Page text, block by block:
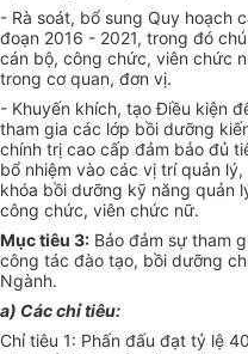
- Rà soát, bổ sung Quy hoạch
đoạn 2016 - 2021, trong đó
cán bộ, công chức, viên chức
trong cơ quan, đơn vị.
- Khuyến khích, tạo Điều kiện
tham gia các lớp bồi dưỡng
chính trị cao cấp đảm bảo đủ
bổ nhiệm vào các vị trí quản
khóa bồi dưỡng kỹ năng quản
công chức, viên chức nữ.
Mục tiêu 3: Bảo đảm sự tham
công tác đào tạo, bồi dưỡng
Ngành.
a) Các chỉ tiêu:
Chỉ tiêu 1: Phấn đấu đạt tỷ lệ